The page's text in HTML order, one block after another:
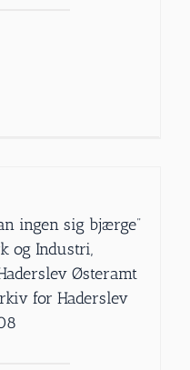
ingen sig bjærge”
og Industri,
Østeramt
for Haderslev